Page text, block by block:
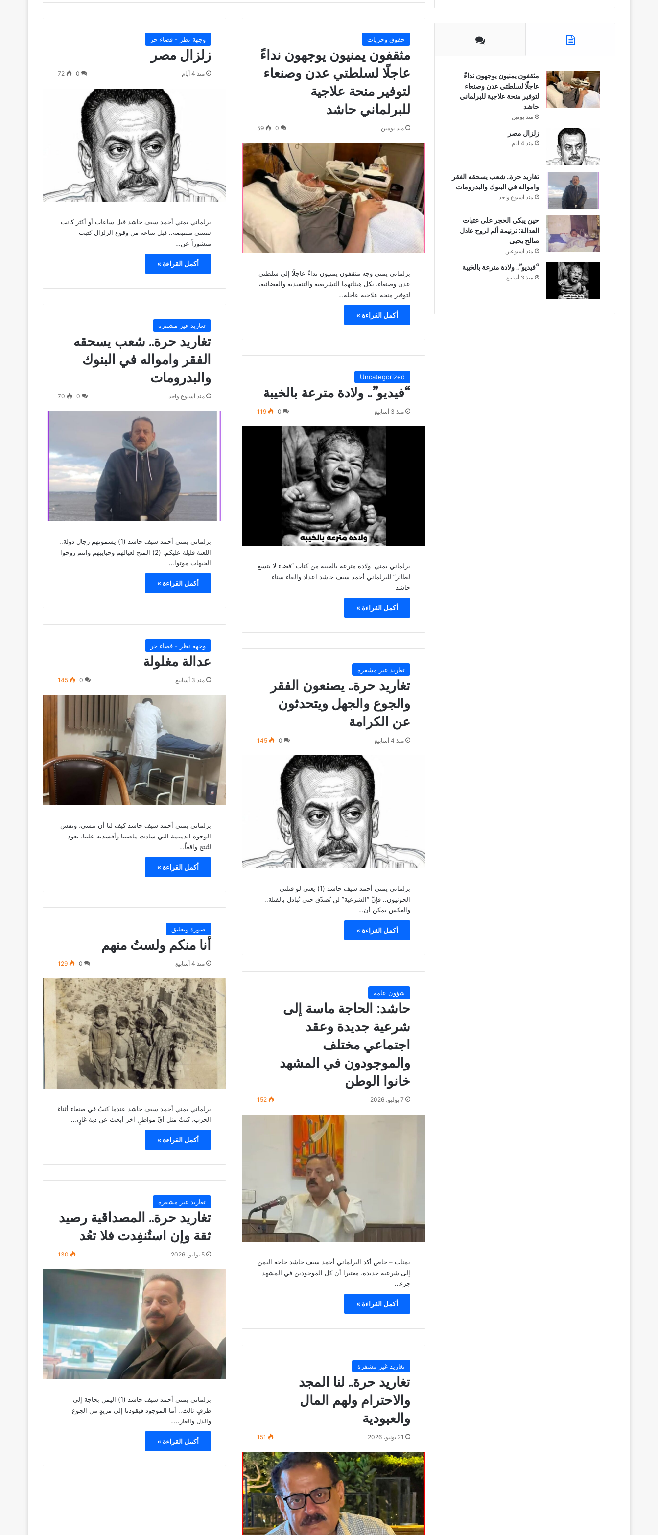
حقوق وحريات
مثقفون يمنيون يوجهون نداءً
عاجلًا لسلطتي عدن وصنعاء
لتوفير منحة علاجية
للبرلماني حاشد
منذ يومين 0
59
برلماني يمني وجه مثقفون يمنيون نداءً عاجلًا إلى سلطتي
عدن وصنعاء، بكل هيئاتهما التشريعية والتنفيذية والقضائية،
لتوفير منحة علاجية عاجلة…
أكمل القراءة »
وجهة نظر - فضاء حر
زلزال مصر
منذ 4 أيام 0
72
برلماني يمتي أحمد سيف حاشد قبل ساعات أو أكثر كانت
نفسي منقبضة.. قبل ساعة من وقوع الزلزال كتبت
منشوراً عن…
أكمل القراءة »
تغاريد غير مشفرة
تغاريد حرة.. شعب يسحقه
الفقر وامواله في البنوك
والبدرومات
منذ أسبوع واحد 0
70
برلماني يمني أحمد سيف حاشد (1) يسمونهم رجال دولة..
اللعنة قليلة عليكم. (2) المنح لعيالهم وحبايبهم وانتم روحوا
الجبهات موتوا…
أكمل القراءة »
Uncategorized
“فيديو”.. ولادة مترعة بالخيبة
منذ 3 أسابيع 0
119
برلماني يمني ولادة مترعة بالخيبة من كتاب “فضاء لا يتسع
لطائر” للبرلماني أحمد سيف حاشد اعداد والقاء سناء
حاشد
أكمل القراءة »
وجهة نظر - فضاء حر
عدالة مغلولة
منذ 3 أسابيع 0
145
برلماني يمني أحمد سيف حاشد كيف لنا أن ننسى، ونفس
الوجوه الدميمة التي سادت ماضينا وأفسدته علينا، تعود
لتُنتج واقعاً…
أكمل القراءة »
تغاريد غير مشفرة
تغاريد حرة.. يصنعون الفقر
والجوع والجهل ويتحدثون
عن الكرامة
منذ 4 أسابيع 0
145
برلماني يمني أحمد سيف حاشد (1) يعني لو قتلني
الحوثيون.. فإنَّ “الشرعية” لن تُصدّق حتى تُبادل بالقتلة..
والعكس يمكن أن…
أكمل القراءة » صورة وتعليق
أنا منكم ولستُ منهم
منذ 4 أسابيع 0
129
برلماني يمني أحمد سيف حاشد عندما كنتُ في صنعاء أثناءَ
الحرب، كنتُ مثل أيِّ مواطنٍ آخر أبحث عن دبة غازٍ،…
أكمل القراءة »
شؤون عامة
حاشد: الحاجة ماسة إلى
شرعية جديدة وعقد
اجتماعي مختلف
والموجودون في المشهد
خانوا الوطن
7 يوليو، 2026 152
يمنات – خاص أكد البرلماني أحمد سيف حاشد حاجة اليمن
إلى شرعية جديدة، معتبرا أن كل الموجودين في المشهد
جزء…
أكمل القراءة »
تغاريد غير مشفرة
تغاريد حرة.. المصداقية رصيد
ثقة وإن استُنفِدت فلا تعُد
5 يوليو، 2026 130
برلماني يمني أحمد سيف حاشد (1) اليمن بحاجة إلى
طرفٍ ثالث.. أما الموجود فيقودنا إلى مزيدٍ من الجوع
والذل والعار..…
أكمل القراءة »
تغاريد غير مشفرة
تغاريد حرة.. لنا المجد
والاحترام ولهم المال
والعبودية
21 يونيو، 2026 151
مثقفون يمنيون يوجهون نداءً
عاجلًا لسلطتي عدن وصنعاء
لتوفير منحة علاجية للبرلماني
حاشد
منذ يومين
زلزال مصر
منذ 4 أيام
تغاريد حرة.. شعب يسحقه الفقر
وامواله في البنوك والبدرومات
منذ أسبوع واحد
حين يبكي الحجر على عتبات
العدالة: ترنيمة ألم لروح عادل
صالح يحيى
منذ أسبوعين
“فيديو”.. ولادة مترعة بالخيبة
منذ 3 أسابيع